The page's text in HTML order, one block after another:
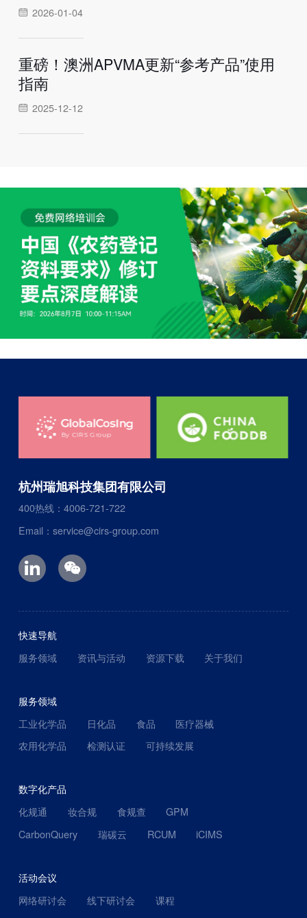
2026-01-04
重磅！澳洲APVMA更新“参考产品”使用
指南
2025-12-12
杭州瑞旭科技集团有限公司
400热线：4006-721-722
Email：service@cirs-group.com
快速导航
服务领域
资讯与活动 资源下载 关于我们
服务领域
工业化学品
日化品 食品
医疗器械
农用化学品
检测认证 可持续发展
数字化产品
化规通
妆合规 食规查
GPM
CarbonQuery
瑞碳云 RCUM iCIMS
活动会议
网络研讨会
线下研讨会 课程